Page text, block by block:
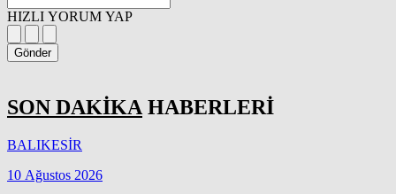
HIZLI YORUM YAP
Gönder
SON DAKİKA HABERLERİ
BALIKESİR
10 Ağustos 2026